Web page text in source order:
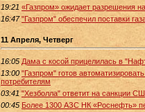
19:21 «Газпром» ожидает разрешения
16:47 "Газпром" обеспечил поставки
11 Апреля, Четверг
16:05 Дама с косой прицелилась в
13:00 "Газпром" готов
потребителям
03:41 "Хезболла" ответит на санкции
00:45 Более 1300 АЗС НК «Роснефть»